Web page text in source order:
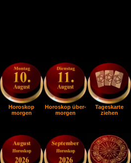
Horoskop
morgen
Horoskop über-
morgen
Tageskarte
ziehen